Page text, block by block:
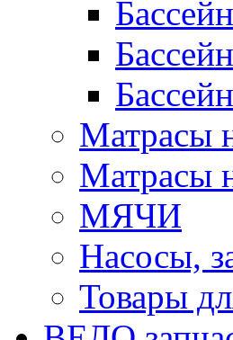
Матрасы
Матрасы
МЯЧИ
Насосы,
Товары